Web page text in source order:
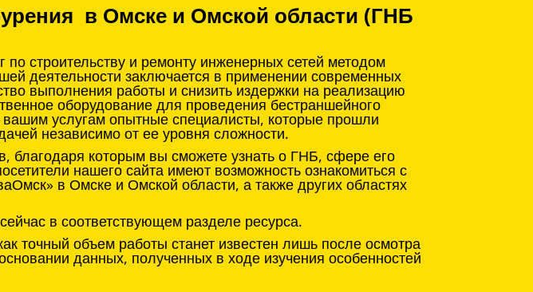
в Омске и Омской области (ГНБ
строительству и ремонту инженерных сетей методом
деятельности заключается в применении современных
выполнения работы и снизить издержки на реализацию
оборудование для проведения бестраншейного
вашим услугам опытные специалисты, которые прошли
независимо от ее уровня сложности.
благодаря которым вы сможете узнать о ГНБ, сфере его
нашего сайта имеют возможность ознакомиться с
в Омске и Омской области, а также других областях
в соответствующем разделе ресурса.
точный объем работы станет известен лишь после осмотра
данных, полученных в ходе изучения особенностей